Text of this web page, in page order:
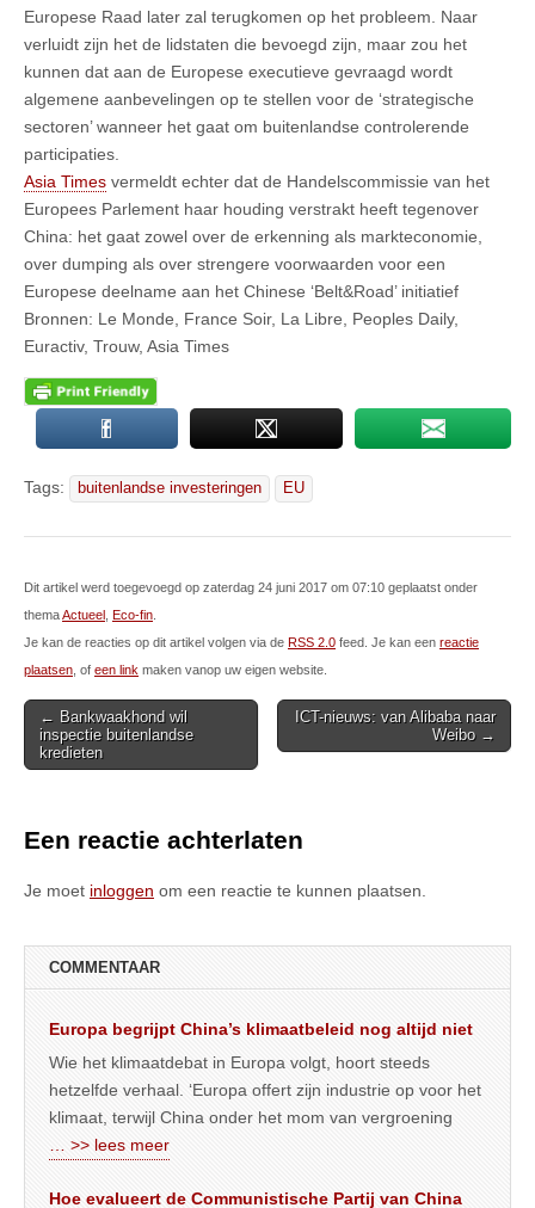
Europese Raad later zal terugkomen op het probleem. Naar
verluidt zijn het de lidstaten die bevoegd zijn, maar zou het
kunnen dat aan de Europese executieve gevraagd wordt
algemene aanbevelingen op te stellen voor de ‘strategische
sectoren’ wanneer het gaat om buitenlandse controlerende
participaties.
Asia Times vermeldt echter dat de Handelscommissie van het
Europees Parlement haar houding verstrakt heeft tegenover
China: het gaat zowel over de erkenning als markteconomie,
over dumping als over strengere voorwaarden voor een
Europese deelname aan het Chinese ‘Belt&Road’ initiatief
Bronnen: Le Monde, France Soir, La Libre, Peoples Daily,
Euractiv, Trouw, Asia Times
Tags: buitenlandse investeringen EU
Dit artikel werd toegevoegd op zaterdag 24 juni 2017 om 07:10 geplaatst onder
themaActueel Eco-fin
Je kan de reacties op dit artikel volgen via de RSS 2.0 feed. Je kan een reactie
plaatsen , of een link maken vanop uw eigen website.
Post
navigation
← Bankwaakhond wil
inspectie buitenlandse
kredieten
ICT-nieuws: van Alibaba naar
Weibo →
Een reactie achterlaten
Je moet inloggen om een reactie te kunnen plaatsen.
COMMENTAAR
Europa begrijpt China’s klimaatbeleid nog altijd niet
Wie het klimaatdebat in Europa volgt, hoort steeds
hetzelfde verhaal. ‘Europa offert zijn industrie op voor het
klimaat, terwijl China onder het mom van vergroening
… >> lees meer
Hoe evalueert de Communistische Partij van China